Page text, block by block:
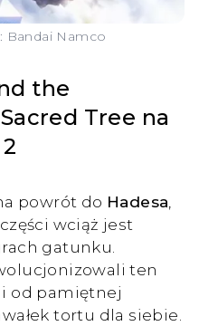
Bandai Namco
the
Tree na
powrót do Hadesa
wciąż jest
gatunku.
ten
od pamiętnej
tortu dla siebie.